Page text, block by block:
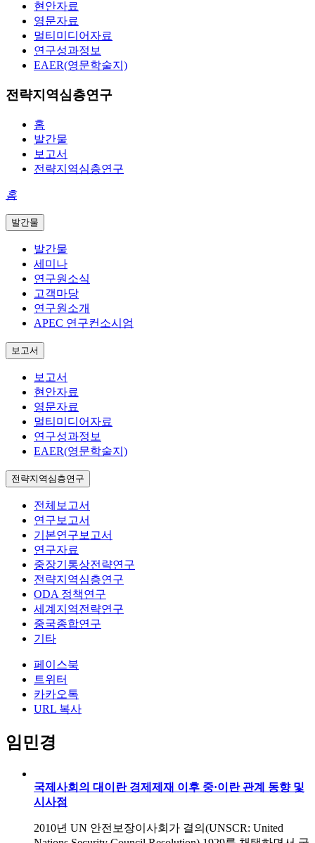
현안자료
영문자료
멀티미디어자료
연구성과정보
EAER(영문학술지)
전략지역심층연구
홈
발간물
보고서
전략지역심층연구
홈
발간물
발간물
세미나
연구원소식
고객마당
연구원소개
APEC 연구컨소시엄
보고서
보고서
현안자료
영문자료
멀티미디어자료
연구성과정보
EAER(영문학술지)
전략지역심층연구
전체보고서
연구보고서
기본연구보고서
연구자료
중장기통상전략연구
전략지역심층연구
ODA 정책연구
세계지역전략연구
중국종합연구
기타
페이스북
트위터
카카오톡
URL 복사
임민경
국제사회의 대이란 경제제재 이후 중·이란 관계 동향 및
시사점
2010년 UN 안전보장이사회가 결의(UNSCR: United